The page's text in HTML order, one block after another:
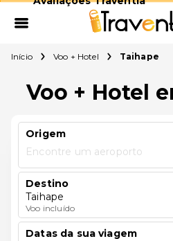
Início Voo + Hotel Taihape
Voo + Hotel
Origem
Encontre um aeroporto
Destino
Taihape
Voo incluído
Datas da sua viagem